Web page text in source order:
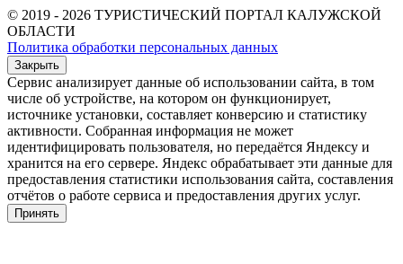
© 2019 - 2026 ТУРИСТИЧЕСКИЙ ПОРТАЛ КАЛУЖСКОЙ
ОБЛАСТИ
Политика обработки персональных данных
Закрыть
Сервис анализирует данные об использовании сайта, в том
числе об устройстве, на котором он функционирует,
источнике установки, составляет конверсию и статистику
активности. Собранная информация не может
идентифицировать пользователя, но передаётся Яндексу и
хранится на его сервере. Яндекс обрабатывает эти данные для
предоставления статистики использования сайта, составления
отчётов о работе сервиса и предоставления других услуг.
Принять